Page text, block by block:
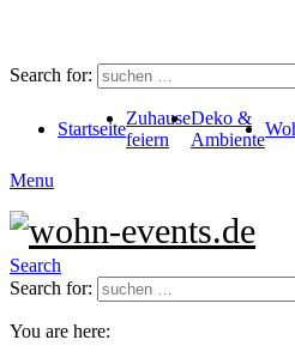
Search for:
Startseite
Zuhause
feiern
Deko &
Ambiente
Menu
Search
Search for:
You are here: